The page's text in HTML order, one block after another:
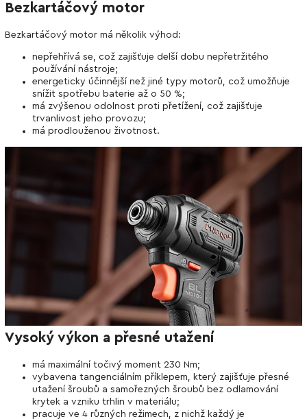
Bezkartáčový motor
Bezkartáčový motor má několik výhod:
nepřehřívá se, což zajišťuje delší dobu nepřetržitého
používání nástroje;
energeticky účinnější než jiné typy motorů, což umožňuje
snížit spotřebu baterie až o 50 %;
má zvýšenou odolnost proti přetížení, což zajišťuje
trvanlivost jeho provozu;
má prodlouženou životnost.
Vysoký výkon a přesné utažení
má maximální točivý moment 230 Nm;
vybavena tangenciálním příklepem, který zajišťuje přesné
utažení šroubů a samořezných šroubů bez odlamování
krytek a vzniku trhlin v materiálu;
pracuje ve 4 různých režimech, z nichž každý je